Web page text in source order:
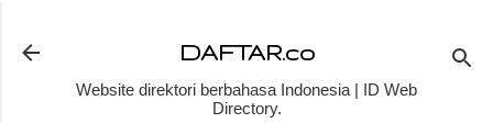
DAFTAR.co
Website direktori berbahasa Indonesia | ID Web
Directory.